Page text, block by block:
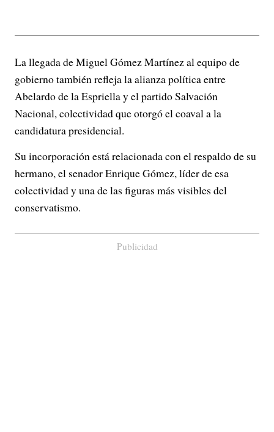
La llegada de Miguel Gómez Martínez al equipo de
gobierno también refleja la alianza política entre
Abelardo de la Espriella y el partido Salvación
Nacional, colectividad que otorgó el coaval a la
candidatura presidencial.
Su incorporación está relacionada con el respaldo de su
hermano, el senador Enrique Gómez, líder de esa
colectividad y una de las figuras más visibles del
conservatismo.
Publicidad